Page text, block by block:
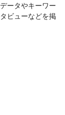
ータやキーワー
ビューなどを掲